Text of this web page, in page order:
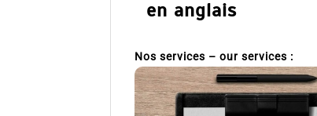
en anglais
Nos services – our services :